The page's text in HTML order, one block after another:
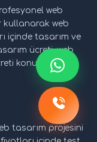
web
kullanarak web
içinde tasarım ve
ücreti, web
konusunda
tasarım projesini